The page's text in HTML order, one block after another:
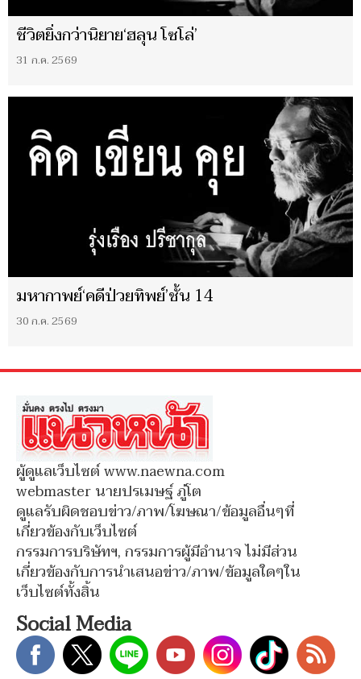
ชีวิตยิ่งกว่านิยาย‘ฮลุน โซโล่’
31 ก.ค. 2569
มหากาพย์‘คดีป่วยทิพย์’ชั้น 14
30 ก.ค. 2569
ผู้ดูแลเว็บไซต์ www.naewna.com
webmaster นายปรเมษฐ์ ภู่โต
ดูแลรับผิดชอบข่าว/ภาพ/โฆษณา/ข้อมูลอื่นๆที่
เกี่ยวข้องกับเว็บไซต์
กรรมการบริษัทฯ, กรรมการผู้มีอำนาจ ไม่มีส่วน
เกี่ยวข้องกับการนำเสนอข่าว/ภาพ/ข้อมูลใดๆใน
เว็บไซต์ทั้งสิ้น
Social Media